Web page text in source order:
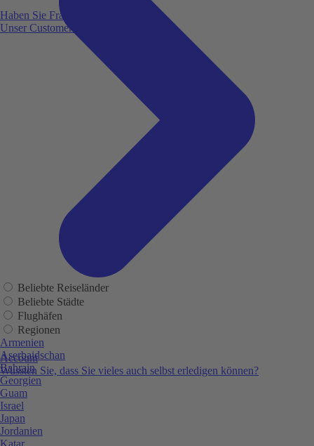
Haben Sie Fragen?
Unser Customer Service ist für Sie da!
Account
Wussten Sie, dass Sie vieles auch selbst erledigen können?
Beliebte Reiseländer
Beliebte Städte
Flughäfen
Regionen
Armenien
Aserbaidschan
Bahrain
Georgien
Guam
Israel
Japan
Jordanien
Katar